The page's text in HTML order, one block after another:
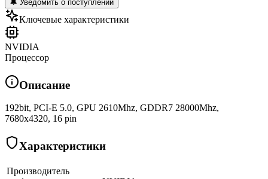
🔔 Уведомить о поступлении
Ключевые характеристики
NVIDIA
Процессор
Описание
192bit, PCI-E 5.0, GPU 2610Mhz, GDDR7 28000Mhz,
7680x4320, 16 pin
Характеристики
Производитель